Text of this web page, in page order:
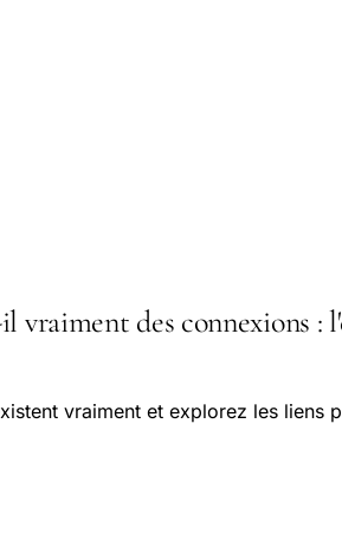
vraiment des connexions :
vraiment et explorez les liens